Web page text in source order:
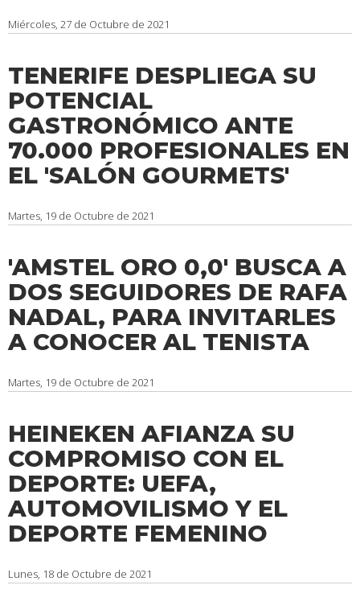
Miércoles, 27 de Octubre de 2021
TENERIFE DESPLIEGA SU
POTENCIAL
GASTRONÓMICO ANTE
70.000 PROFESIONALES EN
EL 'SALÓN GOURMETS'
Martes, 19 de Octubre de 2021
'AMSTEL ORO 0,0' BUSCA A
DOS SEGUIDORES DE RAFA
NADAL, PARA INVITARLES
A CONOCER AL TENISTA
Martes, 19 de Octubre de 2021
HEINEKEN AFIANZA SU
COMPROMISO CON EL
DEPORTE: UEFA,
AUTOMOVILISMO Y EL
DEPORTE FEMENINO
Lunes, 18 de Octubre de 2021